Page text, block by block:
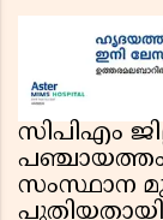
സിപിഎം
സംസ്ഥാന
പുതിയതായി